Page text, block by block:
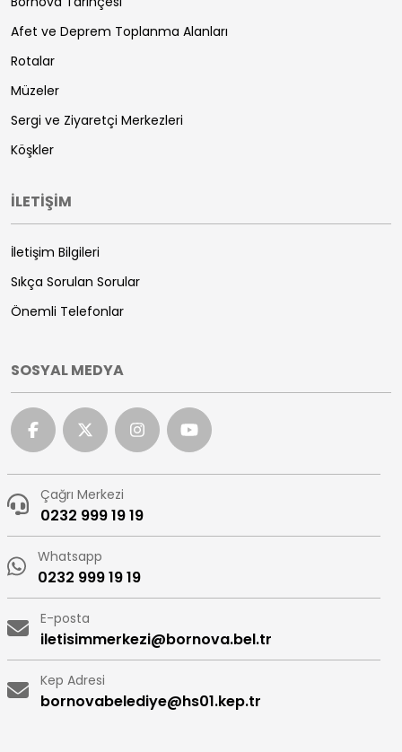
Afet ve Deprem Toplanma Alanları
Rotalar
Müzeler
Sergi ve Ziyaretçi Merkezleri
Köşkler
İLETİŞİM
İletişim Bilgileri
Sıkça Sorulan Sorular
Önemli Telefonlar
SOSYAL MEDYA
Çağrı Merkezi
0232 999 19 19
Whatsapp
0232 999 19 19
E-posta
iletisimmerkezi@bornova.bel.tr
Kep Adresi
bornovabelediye@hs01.kep.tr